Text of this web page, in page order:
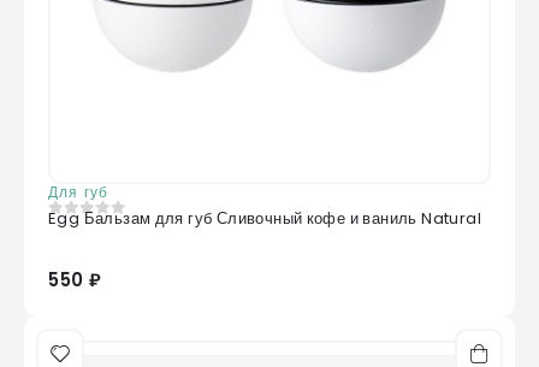
Для губ
0из 5
Egg Бальзам для губ Сливочный кофе и ваниль Natural
550 ₽